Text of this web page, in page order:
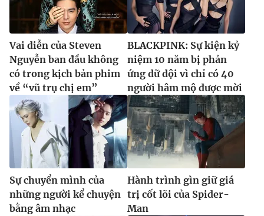
Vai diễn của Steven
Nguyễn ban đầu không
có trong kịch bản phim
về “vũ trụ chị em”
BLACKPINK: Sự kiện kỷ
niệm 10 năm bị phản
ứng dữ dội vì chỉ có 40
người hâm mộ được mời
Sự chuyển mình của
những người kể chuyện
bằng âm nhạc
Hành trình gìn giữ giá
trị cốt lõi của Spider-
Man